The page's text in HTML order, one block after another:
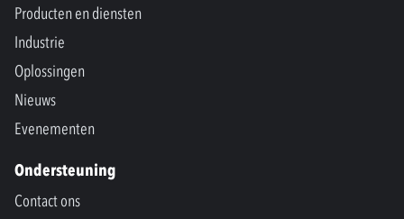
Producten en diensten
Industrie
Oplossingen
Nieuws
Evenementen
Ondersteuning
Contact ons